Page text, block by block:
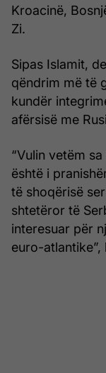
Kroacinë,
Zi.
Sipas Islamit,
qëndrim më të
kundër
afërsisë me
“Vulin vetëm
është i
të shoqërisë
shtetëror të
interesuar për
euro-atlantike”,